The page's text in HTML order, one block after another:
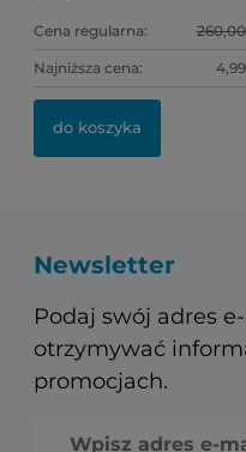
Cena regularna: 260,00
Najniższa cena: 4,99
do koszyka
Newsletter
Podaj swój adres
otrzymywać
promocjach.